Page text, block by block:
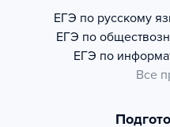
ЕГЭ по русскому
ЕГЭ по
ЕГЭ по
Все